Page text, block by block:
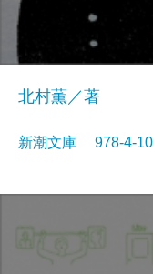
北村薫／著
新潮文庫 978-4-